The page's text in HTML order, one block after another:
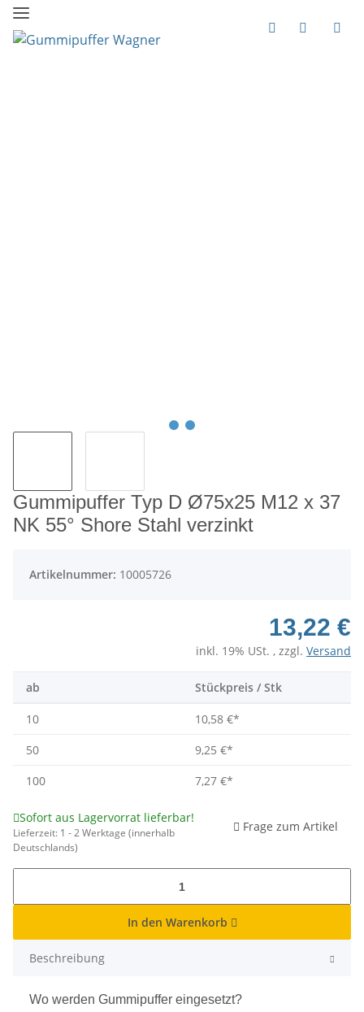
Gummipuffer Typ D Ø75x25 M12 x 37
NK 55° Shore Stahl verzinkt
Artikelnummer: 10005726
13,22 €
inkl. 19% USt. , zzgl. Versand
ab Stückpreis / Stk
10 10,58 €*
50
9,25 €*
100
7,27 €*
Sofort aus Lagervorrat lieferbar!
Lieferzeit: 1 - 2 Werktage (innerhalb
Deutschlands)
Frage zum Artikel
In den Warenkorb
Beschreibung
Wo werden Gummipuffer eingesetzt?